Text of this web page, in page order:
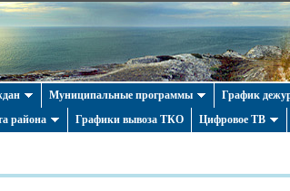
Муниципальные программы График
района Графики вывоза ТКО Цифровое ТВ